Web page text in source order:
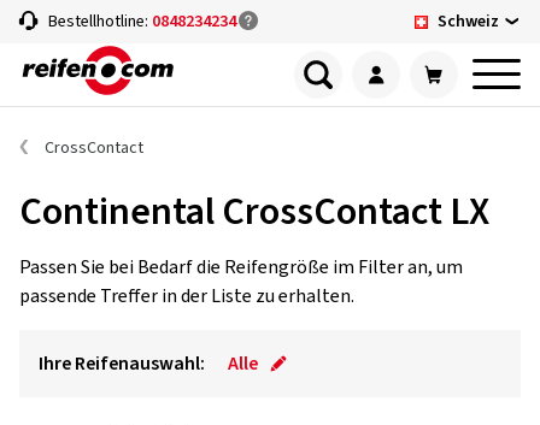
Bestellhotline: 0848234234 Schweiz
CrossContact
Continental CrossContact LX
Passen Sie bei Bedarf die Reifengröße im Filter an, um
passende Treffer in der Liste zu erhalten.
Ihre Reifenauswahl: Alle